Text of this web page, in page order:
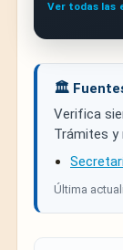
Ver todas las
🏛️
Verifica
Trámites y
Última